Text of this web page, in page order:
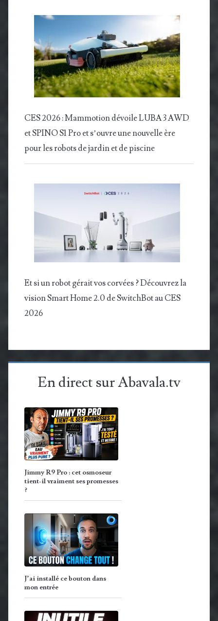
CES 2026 : Mammotion dévoile LUBA 3 AWD
et SPINO S1 Pro et s’ouvre une nouvelle ère
pour les robots de jardin et de piscine
Et si un robot gérait vos corvées ? Découvrez la
vision Smart Home 2.0 de SwitchBot au CES
2026
En direct sur Abavala.tv
Jimmy R9 Pro : cet osmoseur
tient-il vraiment ses promesses
?
J’ai installé ce bouton dans
mon entrée